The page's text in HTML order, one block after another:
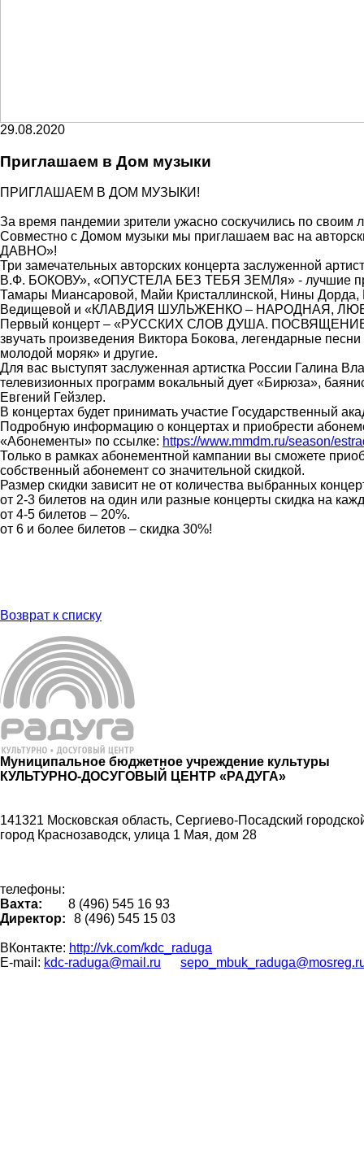
29.08.2020
Приглашаем в Дом музыки
ПРИГЛАШАЕМ В ДОМ МУЗЫКИ!
За время пандемии зрители ужасно соскучились по
Совместно с Домом музыки мы приглашаем вас на
ДАВНО»!
Три замечательных авторских концерта заслуженной
В.Ф. БОКОВУ», «ОПУСТЕЛА БЕЗ ТЕБЯ ЗЕМЛя» - лучшие
Тамары Миансаровой, Майи Кристаллинской, Нины
Ведищевой и «КЛАВДИЯ ШУЛЬЖЕНКО – НАРОДНАЯ,
Первый концерт – «РУССКИХ СЛОВ ДУША. ПОСВЯЩЕНИЕ
звучать произведения Виктора Бокова, легендарные
молодой моряк» и другие.
Для вас выступят заслуженная артистка России Галина
телевизионных программ вокальный дует «Бирюза»,
Евгений Гейзлер.
В концертах будет принимать участие Государственный
Подробную информацию о концертах и приобрести
«Абонементы» по ссылке: https://www.mmdm.ru/season/
Только в рамках абонементной кампании вы сможете
собственный абонемент со значительной скидкой.
Размер скидки зависит не от количества выбранных
от 2-3 билетов на один или разные концерты скидка на
от 4-5 билетов – 20%.
от 6 и более билетов – скидка 30%!
Возврат к списку
Муниципальное бюджетное учреждение культуры
КУЛЬТУРНО-ДОСУГОВЫЙ ЦЕНТР «РАДУГА»
141321 Московская область, Сергиево-Посадский
город Краснозаводск, улица 1 Мая, дом 28
телефоны:
Вахта:
8 (496) 545 16 93
Директор:
8 (496) 545 15 03
ВКонтакте: http://vk.com/kdc_raduga
E-mail: kdc-raduga@mail.ru